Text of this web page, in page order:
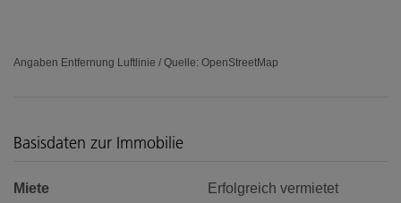
Angaben Entfernung Luftlinie / Quelle: OpenStreetMap
Basisdaten zur Immobilie
Miete
Erfolgreich vermietet